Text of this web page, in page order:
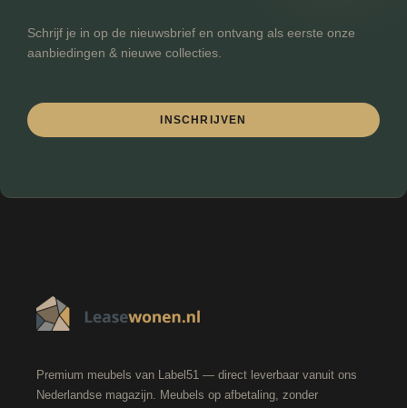
Schrijf je in op de nieuwsbrief en ontvang als eerste onze
aanbiedingen & nieuwe collecties.
INSCHRIJVEN
Premium meubels van Label51 — direct leverbaar vanuit ons
Nederlandse magazijn. Meubels op afbetaling, zonder